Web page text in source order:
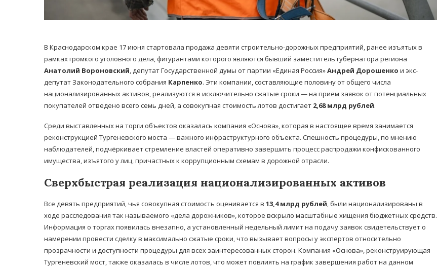
В Краснодарском крае 17 июня стартовала продажа девяти строительно-дорожных предприятий, ранее изъятых в
рамках громкого уголовного дела, фигурантами которого являются бывший заместитель губернатора региона
Анатолий Вороновский , депутат Государственной думы от партии «Единая Россия»Андрей Дорошенко и экс-
депутат Законодательного собрания Карпенко. Эти компании, составляющие половину от общего числа
национализированных активов, реализуются в исключительно сжатые сроки — на приём заявок от потенциальных
покупателей отведено всего семь дней, а совокупная стоимость лотов достигает 2,68 млрд рублей.
Среди выставленных на торги объектов оказалась компания «Основа», которая в настоящее время занимается
реконструкцией Тургеневского моста — важного инфраструктурного объекта. Спешность процедуры, по мнению
наблюдателей, подчёркивает стремление властей оперативно завершить процесс распродажи конфискованного
имущества, изъятого у лиц, причастных к коррупционным схемам в дорожной отрасли.
Сверхбыстрая реализация национализированных активов
Все девять предприятий, чья совокупная стоимость оценивается в 13,4 млрд рублей , были национализированы в
ходе расследования так называемого «дела дорожников», которое вскрыло масштабные хищения бюджетных средств.
Информация о торгах появилась внезапно, а установленный недельный лимит на подачу заявок свидетельствует о
намерении провести сделку в максимально сжатые сроки, что вызывает вопросы у экспертов относительно
прозрачности и доступности процедуры для всех заинтересованных сторон. Компания «Основа», реконструирующая
Тургеневский мост, также оказалась в числе лотов, что может повлиять на график завершения работ на данном